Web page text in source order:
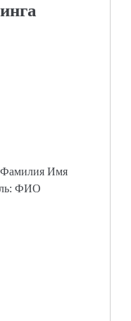
Имя
ФИО